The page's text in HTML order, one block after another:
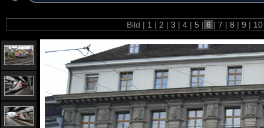
Bild | 1 | 2 | 3 | 4 | 5 | 6 | 7 | 8 | 9 |